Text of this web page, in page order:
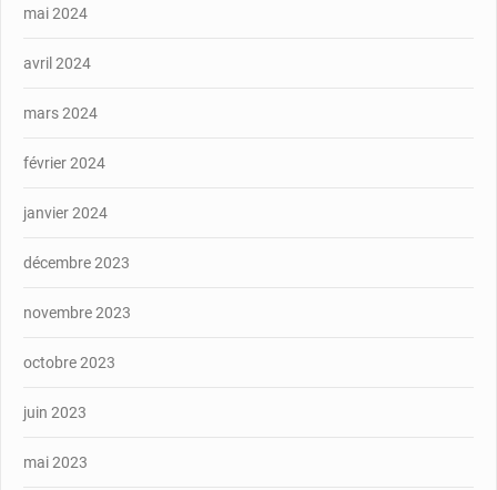
mai 2024
avril 2024
mars 2024
février 2024
janvier 2024
décembre 2023
novembre 2023
octobre 2023
juin 2023
mai 2023